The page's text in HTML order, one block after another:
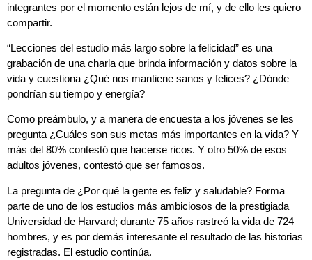
integrantes por el momento están lejos de mí, y de ello les quiero
compartir.
“Lecciones del estudio más largo sobre la felicidad” es una
grabación de una charla que brinda información y datos sobre la
vida y cuestiona ¿Qué nos mantiene sanos y felices? ¿Dónde
pondrían su tiempo y energía?
Como preámbulo, y a manera de encuesta a los jóvenes se les
pregunta ¿Cuáles son sus metas más importantes en la vida? Y
más del 80% contestó que hacerse ricos. Y otro 50% de esos
adultos jóvenes, contestó que ser famosos.
La pregunta de ¿Por qué la gente es feliz y saludable? Forma
parte de uno de los estudios más ambiciosos de la prestigiada
Universidad de Harvard; durante 75 años rastreó la vida de 724
hombres, y es por demás interesante el resultado de las historias
registradas. El estudio continúa.